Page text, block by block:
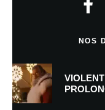
hit girl jadore tou les
Anonyme
26 avril
NOS